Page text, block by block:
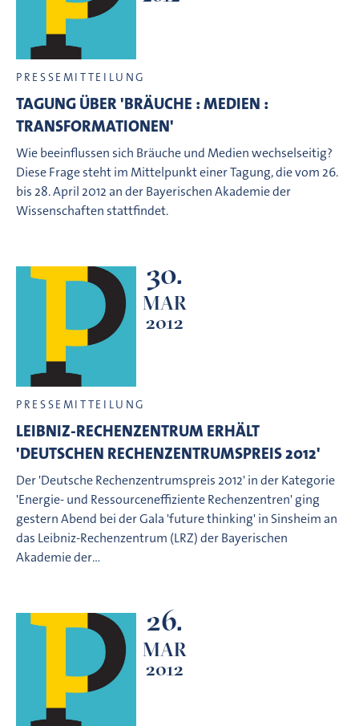
PRESSEMITTEILUNG
TAGUNG ÜBER 'BRÄUCHE : MEDIEN :
TRANSFORMATIONEN'
Wie beeinflussen sich Bräuche und Medien wechselseitig?
Diese Frage steht im Mittelpunkt einer Tagung, die vom 26.
bis 28. April 2012 an der Bayerischen Akademie der
Wissenschaften stattfindet.
30.
MAR
2012
PRESSEMITTEILUNG
LEIBNIZ-RECHENZENTRUM ERHÄLT
'DEUTSCHEN RECHENZENTRUMSPREIS 2012'
Der 'Deutsche Rechenzentrumspreis 2012' in der Kategorie
'Energie- und Ressourceneffiziente Rechenzentren' ging
gestern Abend bei der Gala 'future thinking' in Sinsheim an
das Leibniz-Rechenzentrum (LRZ) der Bayerischen
Akademie der…
26.
MAR
2012